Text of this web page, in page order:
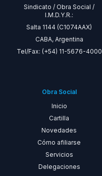
Sindicato / Obra Social /
I.M.D.Y.R.:
Salta 1144 (C1074AAX)
CABA, Argentina
Tel/Fax: (+54) 11-5676-4000
Obra Social
Inicio
Cartilla
Novedades
Cómo afiliarse
Servicios
Delegaciones